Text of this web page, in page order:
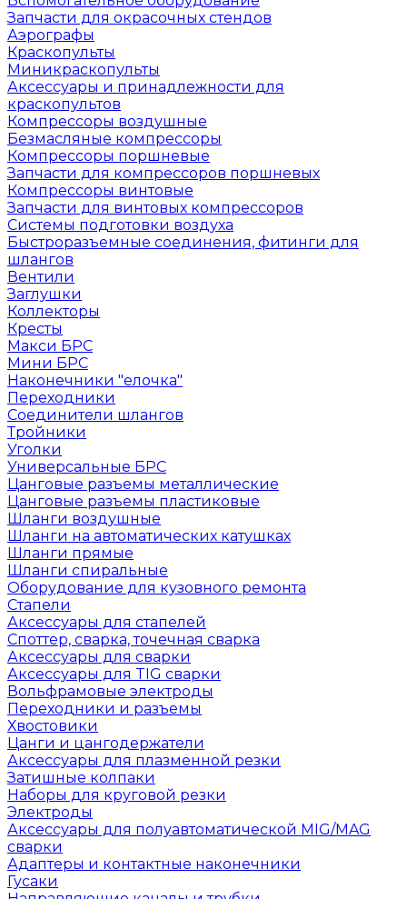
Запчасти для окрасочных стендов
Аэрографы
Краскопульты
Миникраскопульты
Аксессуары и принадлежности для
краскопультов
Компрессоры воздушные
Безмасляные компрессоры
Компрессоры поршневые
Запчасти для компрессоров поршневых
Компрессоры винтовые
Запчасти для винтовых компрессоров
Системы подготовки воздуха
Быстроразъемные соединения, фитинги для
шлангов
Вентили
Заглушки
Коллекторы
Кресты
Макси БРС
Мини БРС
Наконечники "елочка"
Переходники
Соединители шлангов
Тройники
Уголки
Универсальные БРС
Цанговые разъемы металлические
Цанговые разъемы пластиковые
Шланги воздушные
Шланги на автоматических катушках
Шланги прямые
Шланги спиральные
Оборудование для кузовного ремонта
Стапели
Аксессуары для стапелей
Споттер, сварка, точечная сварка
Аксессуары для сварки
Аксессуары для TIG сварки
Вольфрамовые электроды
Переходники и разъемы
Хвостовики
Цанги и цангодержатели
Аксессуары для плазменной резки
Затишные колпаки
Наборы для круговой резки
Электроды
Аксессуары для полуавтоматической MIG/MAG
сварки
Адаптеры и контактные наконечники
Гусаки